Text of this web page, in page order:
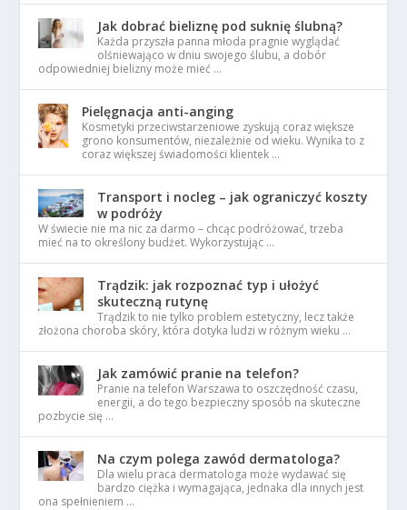
Jak dobrać bieliznę pod suknię ślubną?
Każda przyszła panna młoda pragnie wyglądać
olśniewająco w dniu swojego ślubu, a dobór
odpowiedniej bielizny może mieć …
Pielęgnacja anti-anging
Kosmetyki przeciwstarzeniowe zyskują coraz większe
grono konsumentów, niezależnie od wieku. Wynika to z
coraz większej świadomości klientek …
Transport i nocleg – jak ograniczyć koszty
w podróży
W świecie nie ma nic za darmo – chcąc podróżować, trzeba
mieć na to określony budżet. Wykorzystując …
Trądzik: jak rozpoznać typ i ułożyć
skuteczną rutynę
Trądzik to nie tylko problem estetyczny, lecz także
złożona choroba skóry, która dotyka ludzi w różnym wieku …
Jak zamówić pranie na telefon?
Pranie na telefon Warszawa to oszczędność czasu,
energii, a do tego bezpieczny sposób na skuteczne
pozbycie się …
Na czym polega zawód dermatologa?
Dla wielu praca dermatologa może wydawać się
bardzo ciężka i wymagająca, jednaka dla innych jest
ona spełnieniem …